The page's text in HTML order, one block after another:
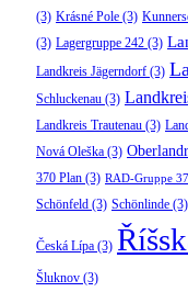
(3) Krásné Pole (3)
(3) Lagergruppe 242 (3)
Landkreis Jägerndorf (3)
Schluckenau (3)
Landkreis Trautenau (3)
Nová Oleška (3)
370 Plan (3) RAD-Gruppe
Schönfeld (3) Schönlinde (3)
Česká Lípa (3)
Šluknov (3)